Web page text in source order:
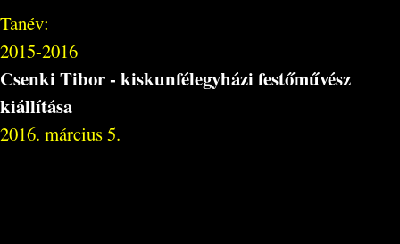
Tanév:
2015-2016
Csenki Tibor - kiskunfélegyházi festőművész
kiállítása
2016. március 5.